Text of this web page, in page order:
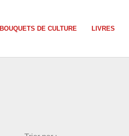
BOUQUETS DE CULTURE LIVRES